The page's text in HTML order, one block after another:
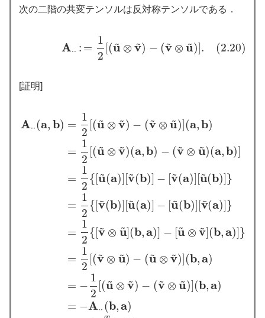
次の二階の共変テンソルは反対称テンソルである．
A⋅⋅ : =
1
2
[(u
~ ⊗ v
~) − (v
~ ⊗ u
~)]. (2.20)
(2.20) ⋅: = 1 2 ⊗v (v~ ~ )] .
[証明]
A⋅⋅(a, b) =
1
2
[(u
~ ⊗ v
~) − (v
~ ⊗ u
~)](a,b)
=
1
2
[(u
~ ⊗ v
~)(a,b) − (v
~ ⊗ u
~)(a,b)]
=
1
2
{[u
~(a)] [v
~(b)] − [v
~(a)] [u
~(b)]}
=
1
2
{[v
~(b)] [u
~(a)] − [u
~(b)] [v
~(a)]}
=
1
2
{[v
~ ⊗ u
~](b,a)] − [u
~ ⊗ v
~](b,a)]}
=
1
2
[(v
~ ⊗ u
~) − (u
~ ⊗ v
~)](b,a)
= −
1
2
[(u
~ ⊗ v
~) − (v
~ ⊗ u
~)](b,a)
= −A⋅⋅ (b,a)
[(u ~⊗ v~)− (v~⊗u~) (a,b 2[( u~⊗v~)(a ,b)−(v